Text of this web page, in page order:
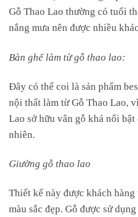
Gỗ Thao Lao thường có tuổi
nắng mưa nên được nhiều
Bàn ghế làm từ gỗ thao lao:
Đây có thể coi là sản phẩm
nội thất làm từ Gỗ Thao Lao,
Lao sở hữu vân gỗ khá nổi
nhiên.
Giường gỗ thao lao
Thiết kế này được khách
màu sắc đẹp. Gỗ được sử